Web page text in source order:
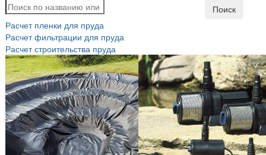
Поиск
Расчет пленки для пруда
Расчет фильтрации для пруда
Расчет строительства пруда